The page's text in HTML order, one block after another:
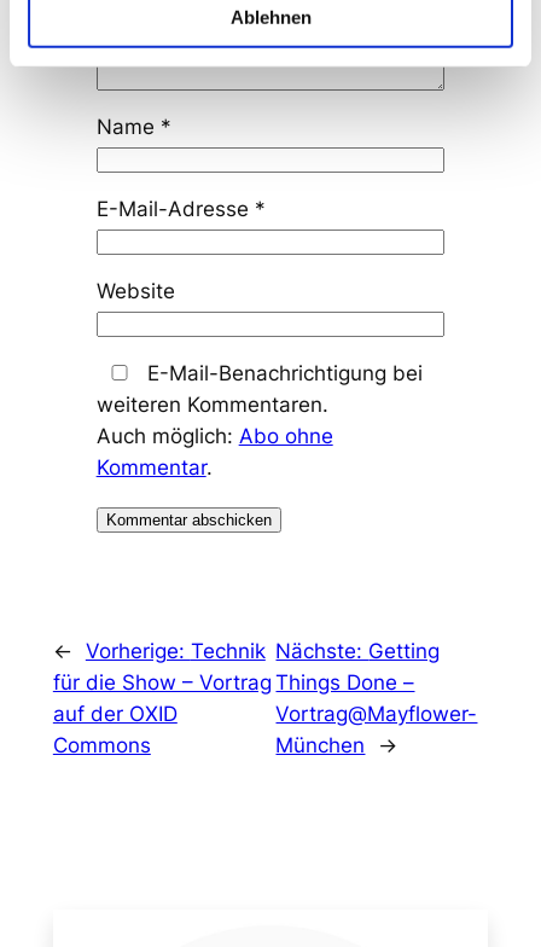
Ablehnen
Name *
E-Mail-Adresse *
Website
E-Mail-Benachrichtigung bei
weiteren Kommentaren.
Auch möglich: Abo ohne
Kommentar.
← Vorherige: Technik
für die Show – Vortrag
auf der OXID
Commons
Nächste: Getting
Things Done –
Vortrag@Mayflower-
München
→